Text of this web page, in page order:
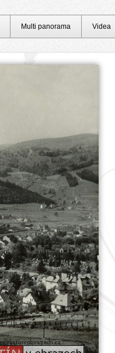
Multi panorama Videa